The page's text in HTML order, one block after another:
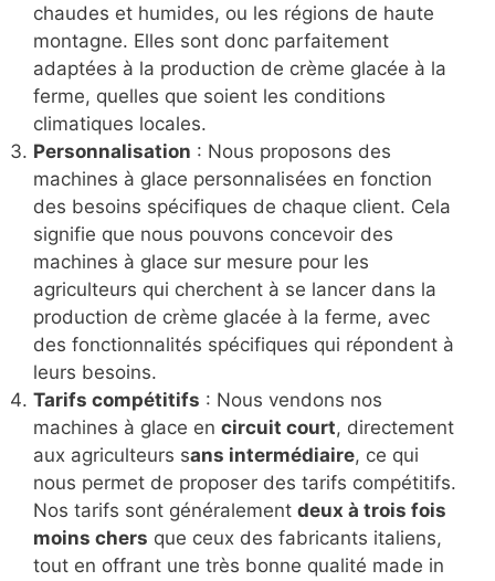
chaudes et humides, ou les régions de haute
montagne. Elles sont donc parfaitement
adaptées à la production de crème glacée à la
ferme, quelles que soient les conditions
climatiques locales.
Personnalisation : Nous proposons des
machines à glace personnalisées en fonction
des besoins spécifiques de chaque client. Cela
signifie que nous pouvons concevoir des
machines à glace sur mesure pour les
agriculteurs qui cherchent à se lancer dans la
production de crème glacée à la ferme, avec
des fonctionnalités spécifiques qui répondent à
leurs besoins.
Tarifs compétitifs : Nous vendons nos
machines à glace en circuit court, directement
aux agriculteurs sans intermédiaire, ce qui
nous permet de proposer des tarifs compétitifs.
Nos tarifs sont généralement deux à trois fois
moins chers que ceux des fabricants italiens,
tout en offrant une très bonne qualité made in